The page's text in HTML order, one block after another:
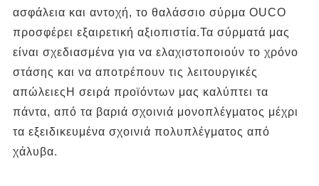
ασφάλεια και αντοχή, το θαλάσσιο σύρμα OUCO
προσφέρει εξαιρετική αξιοπιστία.Τα σύρματά μας
είναι σχεδιασμένα για να ελαχιστοποιούν το χρόνο
στάσης και να αποτρέπουν τις λειτουργικές
απώλειεςΗ σειρά προϊόντων μας καλύπτει τα
πάντα, από τα βαριά σχοινιά μονοπλέγματος μέχρι
τα εξειδικευμένα σχοινιά πολυπλέγματος από
χάλυβα.